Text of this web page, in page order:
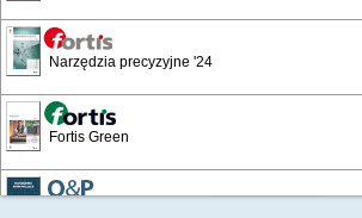
Narzędzia precyzyjne '24
Fortis Green
/18